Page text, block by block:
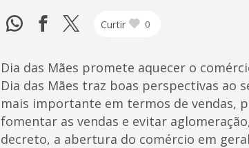
Curtir 0
Dia das Mães promete aquecer o
Dia das Mães traz boas perspectivas ao
mais importante em termos de vendas,
fomentar as vendas e evitar
decreto, a abertura do comércio em